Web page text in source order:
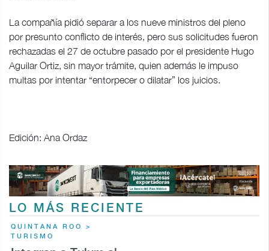
La compañía pidió separar a los nueve ministros del pleno
por presunto conflicto de interés, pero sus solicitudes fueron
rechazadas el 27 de octubre pasado por el presidente Hugo
Aguilar Ortiz, sin mayor trámite, quien además le impuso
multas por intentar “entorpecer o dilatar” los juicios.
Edición: Ana Ordaz
LO MÁS RECIENTE
QUINTANA ROO >
TURISMO